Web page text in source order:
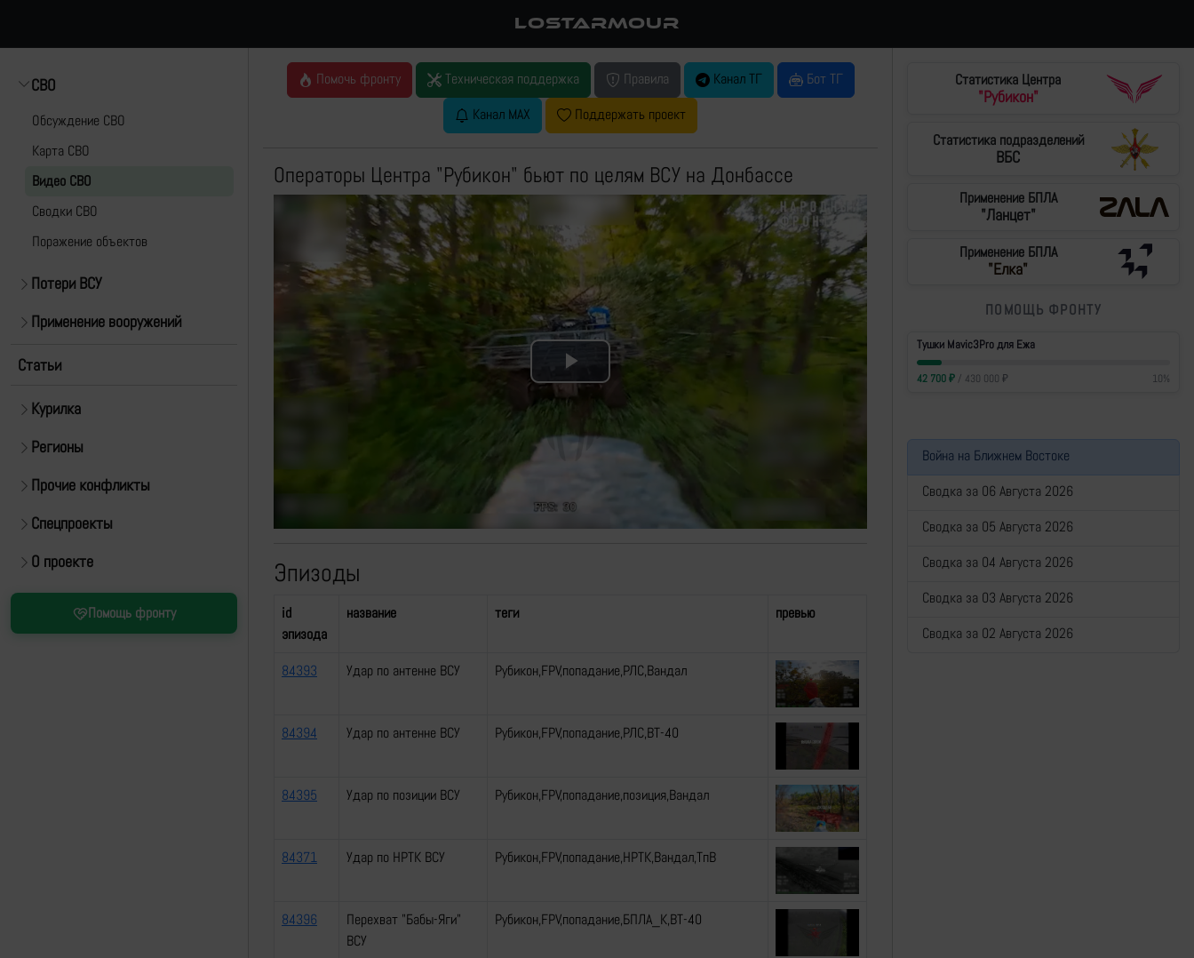
LOSTARMOUR
СВО
Обсуждение СВО
Карта СВО
Видео СВО
Cводки СВО
Поражение объектов
Потери ВСУ
Применение вооружений
Статьи
Курилка
Регионы
Прочие конфликты
Спецпроекты
О проекте
Помощь фронту
Помочь фронту Техническая поддержка Правила Канал ТГ
Бот ТГ
Канал MAX
Поддержать проект
Операторы Центра "Рубикон" бьют по целям ВСУ на Донбассе
Play
Video
Эпизоды
id
эпизода
название теги превью
84393 Удар по антенне ВСУ Рубикон,FPV,попадание,РЛС,Вандал
84394 Удар по антенне ВСУ Рубикон,FPV,попадание,РЛС,ВТ-40
84395 Удар по позиции ВСУ Рубикон,FPV,попадание,позиция,Вандал
84371 Удар по НРТК ВСУ Рубикон,FPV,попадание,НРТК,Вандал,ТпВ
84396
Перехват "Бабы-Яги"
ВСУ
Рубикон,FPV,попадание,БПЛА_К,ВТ-40
Статистика Центра
"Рубикон"
Статистика подразделений
ВБС
Применение БПЛА
"Ланцет"
Применение БПЛА
"Елка"
ПОМОЩЬ ФРОНТУ
Тушки Mavic3Pro для Ежа
42 700₽/ 430 000 ₽ 10%
Война на Ближнем Востоке
Сводка за 06 Августа 2026
Сводка за 05 Августа 2026
Сводка за 04 Августа 2026
Сводка за 03 Августа 2026
Сводка за 02 Августа 2026